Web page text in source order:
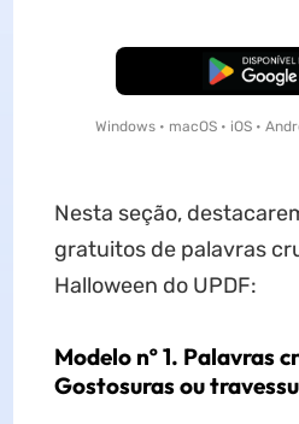
Baixar
Windows • macOS • iOS •
Nesta seção,
gratuitos de palavras
Halloween do UPDF:
Modelo nº 1. Palavras
Gostosuras ou